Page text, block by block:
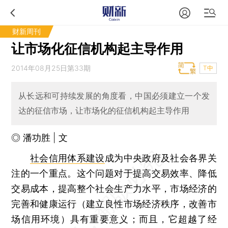
财新周刊
让市场化征信机构起主导作用
2014年08月25日第33期 T中
从长远和可持续发展的角度看，中国必须建立一个发
达的征信市场，让市场化的征信机构起主导作用
◎ 潘功胜 | 文
社会信用体系建设成为中央政府及社会各界关
注的一个重点。这个问题对于提高交易效率、降低
交易成本，提高整个社会生产力水平，市场经济的
完善和健康运行（建立良性市场经济秩序，改善市
场信用环境）具有重要意义；而且，它超越了经